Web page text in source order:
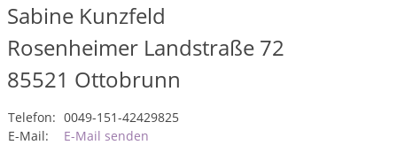
Sabine Kunzfeld
Rosenheimer Landstraße 72
85521 Ottobrunn
Telefon: 0049-151-42429825
E-Mail:
E-Mail senden